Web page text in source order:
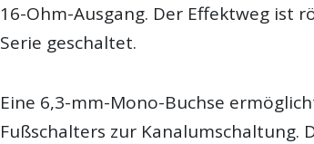
16-Ohm-Ausgang. Der Effektweg ist
Serie geschaltet.
Eine 6,3-mm-Mono-Buchse
Fußschalters zur Kanalumschaltung.